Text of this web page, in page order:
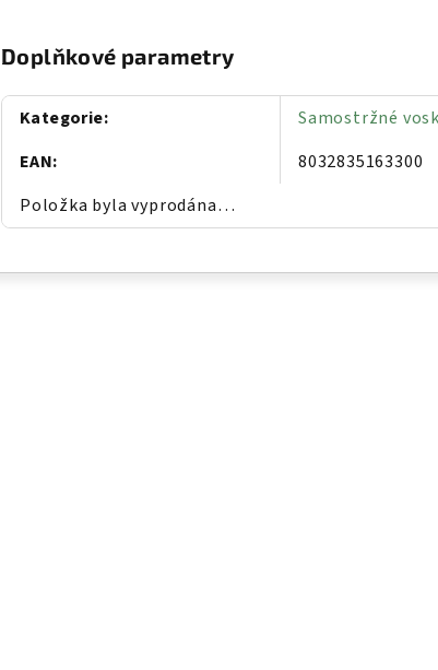
Doplňkové parametry
Kategorie:
Samostržné
EAN:
8032835163300
Položka byla vyprodána…